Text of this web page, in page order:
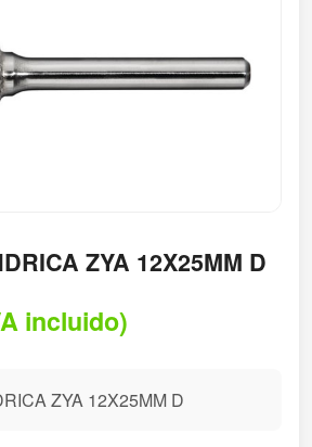
ZYA 12X25MM D
incluido)
ZYA 12X25MM D